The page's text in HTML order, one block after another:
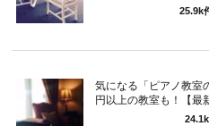
25.9k
気になる「ピアノ教
円以上の教室も！【最